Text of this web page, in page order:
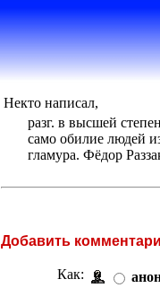
Некто написал,
разг. в высшей
само обилие людей
гламура. Фёдор
Добавить
Как: